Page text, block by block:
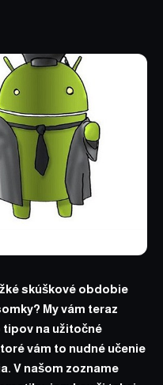
skúškové obdobie
My vám teraz
na užitočné
vám to nudné učenie
V našom zozname